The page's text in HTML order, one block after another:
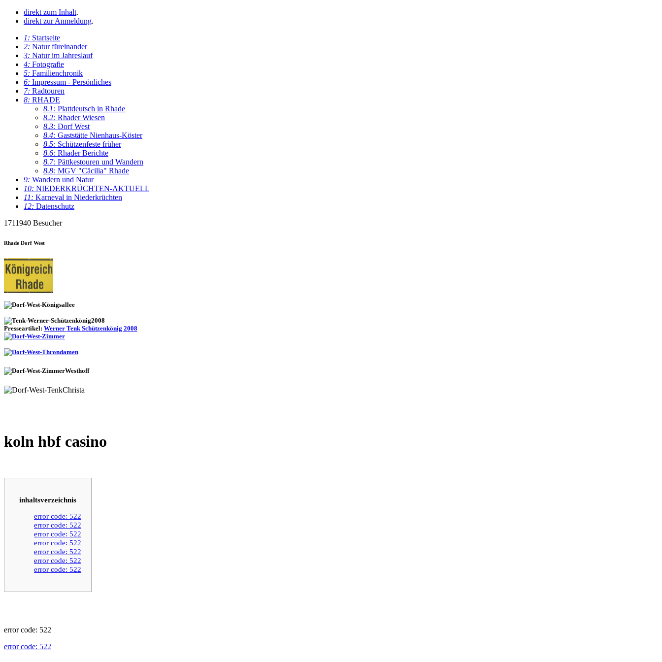
direkt zum Inhalt.
direkt zur Anmeldung.
1: Startseite
2: Natur füreinander
3: Natur im Jahreslauf
4: Fotografie
5: Familienchronik
6: Impressum - Persönliches
7: Radtouren
8: RHADE
8.1: Plattdeutsch in Rhade
8.2: Rhader Wiesen
8.3: Dorf West
8.4: Gaststätte Nienhaus-Köster
8.5: Schützenfeste früher
8.6: Rhader Berichte
8.7: Pättkestouren und Wandern
8.8: MGV "Cäcilia" Rhade
9: Wandern und Natur
10: NIEDERKRÜCHTEN-AKTUELL
11: Karneval in Niederkrüchten
12: Datenschutz
1711940 Besucher
Rhade Dorf West
Presseartikel: Werner Tenk Schützenkönig 2008
koln hbf casino
inhaltsverzeichnis
error code: 522
error code: 522
error code: 522
error code: 522
error code: 522
error code: 522
error code: 522
error code: 522
error code: 522